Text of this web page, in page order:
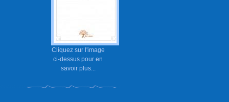
Cliquez sur l'image
ci-dessus pour en
savoir plus...